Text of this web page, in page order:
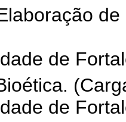
de
de